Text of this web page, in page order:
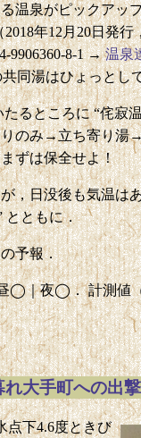
温泉がピックアッ
2018年12月20日発
9906360-8-1 →温泉
同湯はひょっとし
ところに “侘寂
のみ→立ち寄り湯
ずは保全せよ！
，日没後も気温は
とともに．
予報．
｜夜◯． 計測値（
大手町への出撃
点下4.6度ときび